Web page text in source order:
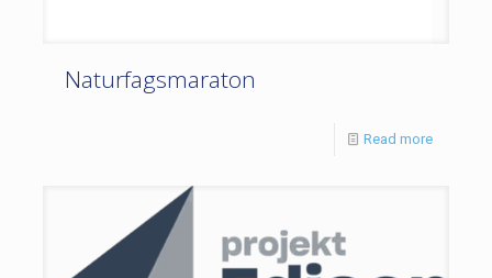
Naturfagsmaraton
Read more